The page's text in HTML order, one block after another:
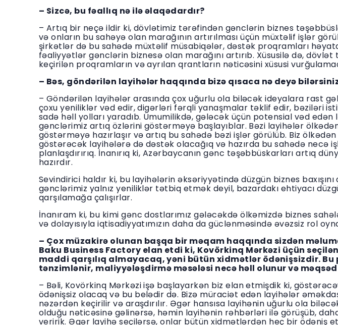
– Sizcə, bu fəallıq nə ilə əlaqədardır?
– Artıq bir neçə ildir ki, dövlətimiz tərəfindən gənclərin biznes
və onların bu sahəyə olan marağının artırılması üçün müxtəlif işlər
şirkətlər də bu sahədə müxtəlif müsabiqələr, dəstək proqramları
fəaliyyətlər gənclərin biznesə olan marağını artırıb. Xüsusilə də,
keçirilən proqramların və ayrılan qrantların nəticəsini xüsusi
– Bəs, göndərilən layihələr haqqında bizə qısaca nə deyə
– Göndərilən layihələr arasında çox uğurlu ola biləcək ideyalara rast
çoxu yeniliklər vəd edir, digərləri fərqli yanaşmalar təklif edir, bəziləri
sadə həll yolları yaradıb. Ümumilikdə, gələcək üçün potensial vəd
gənclərimiz artıq özlərini göstərməyə başlayıblar. Bəzi layihələr
göstərməyə hazırlaşır və artıq bu sahədə bəzi işlər görülüb. Biz
göstərəcək layihələrə də dəstək olacağıq və hazırda bu sahədə necə
planlaşdırırıq. İnanırıq ki, Azərbaycanın gənc təşəbbüskarları artıq
hazırdır.
Sevindirici haldır ki, bu layihələrin əksəriyyətində düzgün biznes
gənclərimiz yalnız yeniliklər tətbiq etmək deyil, bazardakı ehtiyacı
qarşılamağa çalışırlar.
İnanıram ki, bu kimi gənc dostlarımız gələcəkdə ölkəmizdə biznes
və dolayısıyla iqtisadiyyatımızın daha da güclənməsində əvəzsiz rol
– Çox müzakirə olunan başqa bir məqam haqqında sizdən
Baku Business Factory elan etdi ki, Kovörkinq Mərkəzi üçün
maddi qarşılıq almayacaq, yəni bütün xidmətlər ödənişsizdir. Bu
tənzimlənir, maliyyələşdirmə məsələsi necə həll olunur və
– Bəli, Kovörkinq Mərkəzi işə başlayarkən biz elan etmişdik ki,
ödənişsiz olacaq və bu belədir də. Bizə müraciət edən layihələr
nəzərdən keçirilir və araşdırılır. Əgər hansısa layihənin uğurlu ola
olduğu nəticəsinə gəlinərsə, həmin layihənin rəhbərləri ilə görüşüb,
veririk. Əgər layihə seçilərsə, onlar bütün xidmətlərdən heç bir ödəniş